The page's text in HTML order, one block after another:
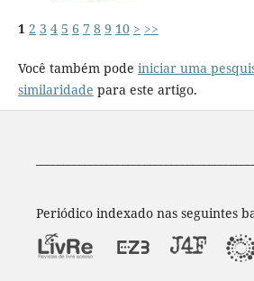
1 2 3 4 5 6 7 8 9 10 > >>
Você também pode iniciar uma
similaridade para este artigo.
Periódico indexado nas seguintes